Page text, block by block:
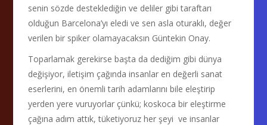
senin sözde desteklediğin ve deliler gibi taraftarı
olduğun Barcelona’yı eledi ve sen asla oturaklı, değer
verilen bir spiker olamayacaksın Güntekin Onay.
Toparlamak gerekirse başta da dediğim gibi dünya
değişiyor, iletişim çağında insanlar en değerli sanat
eserlerini, en önemli tarih adamlarını bile eleştirip
yerden yere vuruyorlar çünkü; koskoca bir eleştirme
çağına adım attık, tüketiyoruz her şeyi ve insanlar